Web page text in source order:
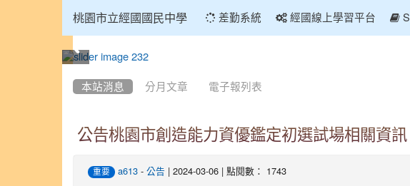
桃園市立經國國民中學 差勤系統 經國線上學習平台
本站消息 分月文章 電子報列表
公告桃園市創造能力資優鑑定初選試場相關資訊
重要 a613 - 公告 | 2024-03-06 | 點閱數： 1743